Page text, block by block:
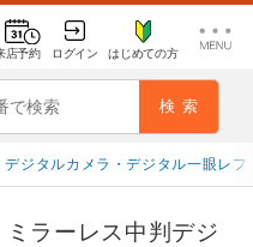
店予約 ログイン はじめての方
デジタルカメラ・デジタル一眼レフ
ラーレス中判デジ